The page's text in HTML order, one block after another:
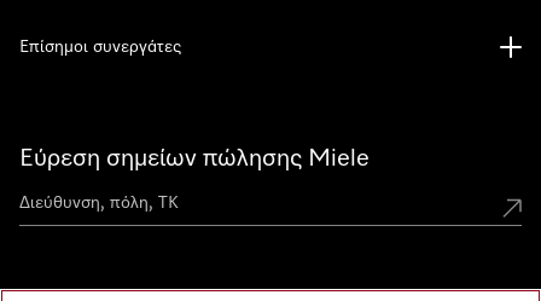
Εύρεση σημείων πώλησης Miele
Επίσημοι συνεργάτες